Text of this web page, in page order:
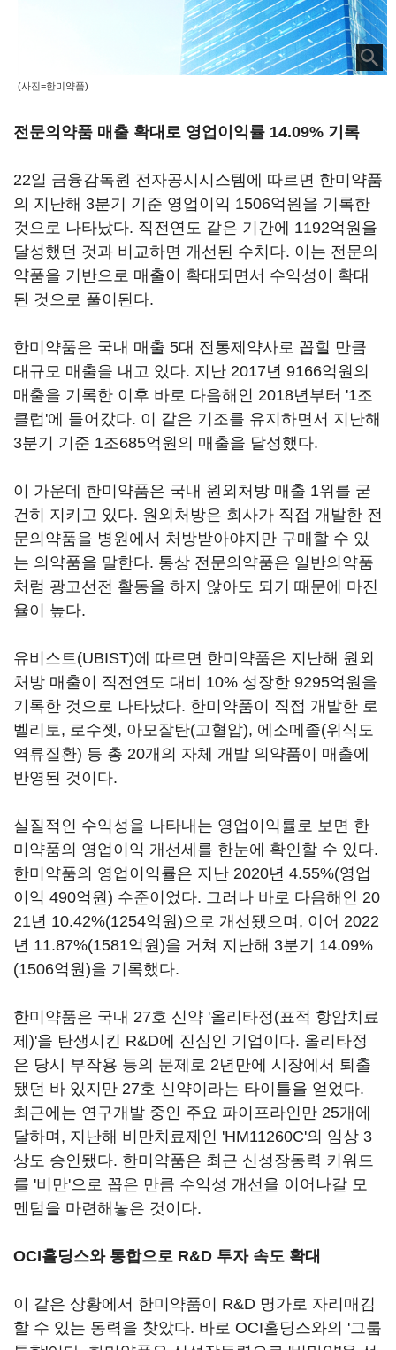
(사진=한미약품)
전문의약품 매출 확대로 영업이익률 14.09% 기록
22일 금융감독원 전자공시시스템에 따르면 한미약품
의 지난해 3분기 기준 영업이익 1506억원을 기록한
것으로 나타났다. 직전연도 같은 기간에 1192억원을
달성했던 것과 비교하면 개선된 수치다. 이는 전문의
약품을 기반으로 매출이 확대되면서 수익성이 확대
된 것으로 풀이된다.
한미약품은 국내 매출 5대 전통제약사로 꼽힐 만큼
대규모 매출을 내고 있다. 지난 2017년 9166억원의
매출을 기록한 이후 바로 다음해인 2018년부터 '1조
클럽'에 들어갔다. 이 같은 기조를 유지하면서 지난해
3분기 기준 1조685억원의 매출을 달성했다.
이 가운데 한미약품은 국내 원외처방 매출 1위를 굳
건히 지키고 있다. 원외처방은 회사가 직접 개발한 전
문의약품을 병원에서 처방받아야지만 구매할 수 있
는 의약품을 말한다. 통상 전문의약품은 일반의약품
처럼 광고선전 활동을 하지 않아도 되기 때문에 마진
율이 높다.
유비스트(UBIST)에 따르면 한미약품은 지난해 원외
처방 매출이 직전연도 대비 10% 성장한 9295억원을
기록한 것으로 나타났다. 한미약품이 직접 개발한 로
벨리토, 로수젯, 아모잘탄(고혈압), 에소메졸(위식도
역류질환) 등 총 20개의 자체 개발 의약품이 매출에
반영된 것이다.
실질적인 수익성을 나타내는 영업이익률로 보면 한
미약품의 영업이익 개선세를 한눈에 확인할 수 있다.
한미약품의 영업이익률은 지난 2020년 4.55%(영업
이익 490억원) 수준이었다. 그러나 바로 다음해인 20
21년 10.42%(1254억원)으로 개선됐으며, 이어 2022
년 11.87%(1581억원)을 거쳐 지난해 3분기 14.09%
(1506억원)을 기록했다.
한미약품은 국내 27호 신약 '올리타정(표적 항암치료
제)'을 탄생시킨 R&D에 진심인 기업이다. 올리타정
은 당시 부작용 등의 문제로 2년만에 시장에서 퇴출
됐던 바 있지만 27호 신약이라는 타이틀을 얻었다.
최근에는 연구개발 중인 주요 파이프라인만 25개에
달하며, 지난해 비만치료제인 'HM11260C'의 임상 3
상도 승인됐다. 한미약품은 최근 신성장동력 키워드
를 '비만'으로 꼽은 만큼 수익성 개선을 이어나갈 모
멘텀을 마련해놓은 것이다.
OCI홀딩스와 통합으로 R&D 투자 속도 확대
이 같은 상황에서 한미약품이 R&D 명가로 자리매김
할 수 있는 동력을 찾았다. 바로 OCI홀딩스와의 '그룹